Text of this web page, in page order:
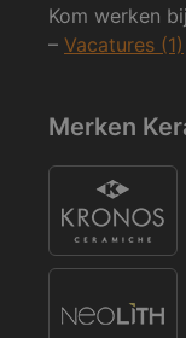
Kom werken
– Vacatures (1)
Merken